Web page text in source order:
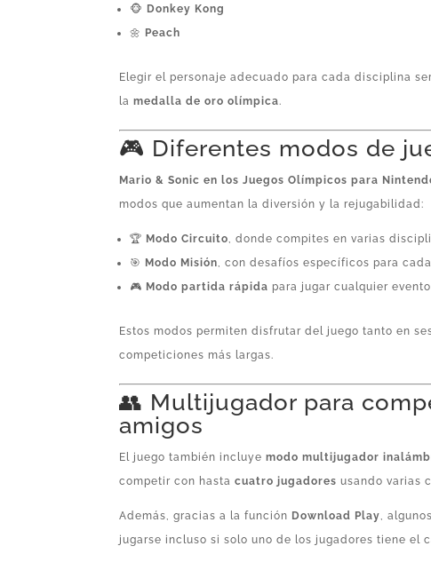
🐵 Donkey Kong
🌼 Peach
Elegir el personaje adecuado para cada disciplina
lamedalla de oro olímpica.
🎮 Diferentes modos de
Mario & Sonic en los Juegos Olímpicos para
modos que aumentan la diversión y la rejugabilidad:
🏆 Modo Circuito
, donde compites en varias
🎯 Modo Misión
, con desafíos específicos para
🎮 Modo partida rápida para jugar cualquier
Estos modos permiten disfrutar del juego tanto en
competiciones más largas.
👥 Multijugador para
amigos
El juego también incluyemodo multijugador
competir con hastacuatro jugadores usando varias
Además, gracias a la función Download Play
,
jugarse incluso si solo uno de los jugadores tiene el